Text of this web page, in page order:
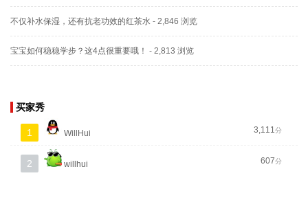
不仅补水保湿，还有抗老功效的红茶水 - 2,846 浏览
宝宝如何稳稳学步？这4点很重要哦！ - 2,813 浏览
买家秀
1 WillHui 3,111分
2 willhui 607分